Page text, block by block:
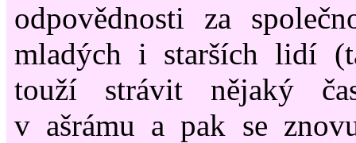
odpovědnosti za
mladých i starších lidí
touží strávit nějaký
v ašrámu a pak se